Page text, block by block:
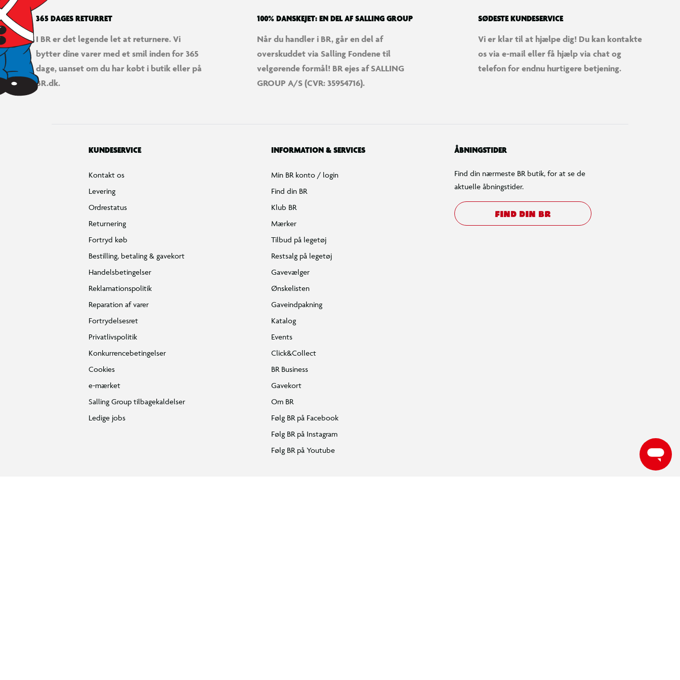
365 DAGES RETURRET
I BR er det legende let at returnere. Vi
bytter dine varer med et smil inden for 365
dage, uanset om du har købt i butik eller på
BR.dk.
100% DANSKEJET: EN DEL AF SALLING GROUP
Når du handler i BR, går en del af
overskuddet via Salling Fondene til
velgørende formål! BR ejes af SALLING
GROUP A/S (CVR: 35954716).
SØDESTE KUNDESERVICE
Vi er klar til at hjælpe dig! Du kan kontakte
os via e-mail eller få hjælp via chat og
telefon for endnu hurtigere betjening.
KUNDESERVICE
Kontakt os
Levering
Ordrestatus
Returnering
Fortryd køb
Bestilling, betaling & gavekort
Handelsbetingelser
Reklamationspolitik
Reparation af varer
Fortrydelsesret
Privatlivspolitik
Konkurrencebetingelser
Cookies
e-mærket
Salling Group tilbagekaldelser
Ledige jobs
INFORMATION & SERVICES
Min BR konto / login
Find din BR
Klub BR
Mærker
Tilbud på legetøj
Restsalg på legetøj
Gavevælger
Ønskelisten
Gaveindpakning
Katalog
Events
Click&Collect
BR Business
Gavekort
Om BR
Følg BR på Facebook
Følg BR på Instagram
Følg BR på Youtube
ÅBNINGSTIDER
Find din nærmeste BR butik, for at se de
aktuelle åbningstider.
FIND DIN BR